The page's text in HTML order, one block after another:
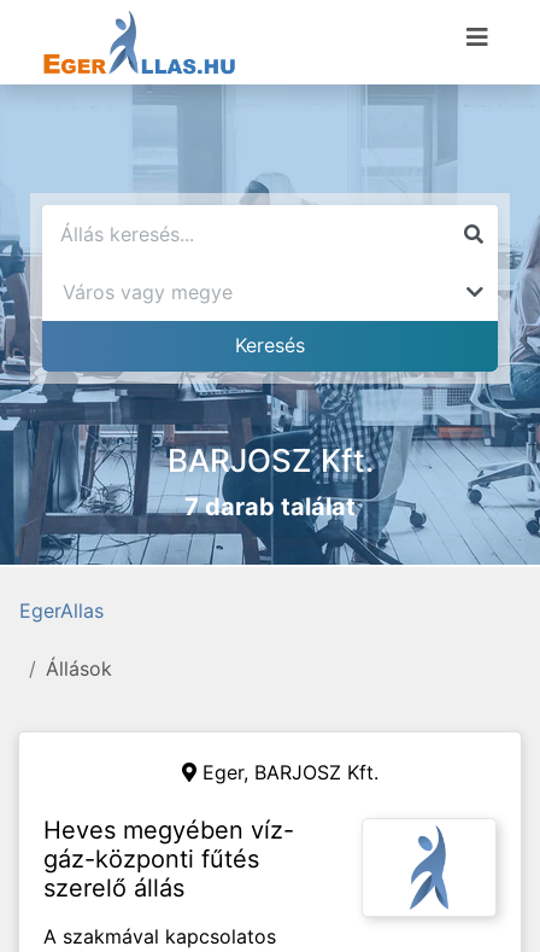
BARJOSZ Kft.
7 darab találat
EgerAllas
Állások
Eger, BARJOSZ Kft.
Heves megyében víz-
gáz-központi fűtés
szerelő állás
A szakmával kapcsolatos